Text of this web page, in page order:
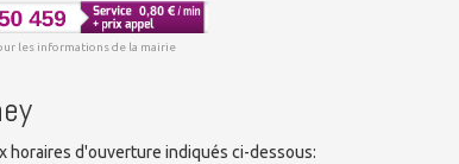
les informations de la mairie
horaires d'ouverture indiqués ci-dessous: